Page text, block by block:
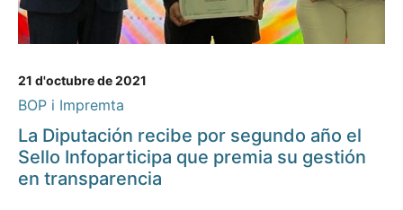
21 d'octubre de 2021
BOP i Impremta
La Diputación recibe por segundo año el
Sello Infoparticipa que premia su gestión
en transparencia